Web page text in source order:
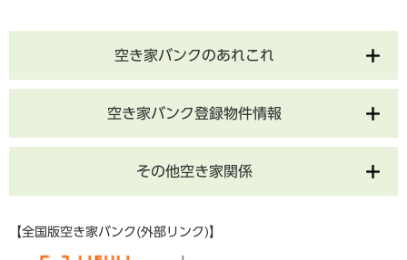
空き家バンクのあれこれ
空き家バンク登録物件情報
その他空き家関係
【全国版空き家バンク(外部リンク)】